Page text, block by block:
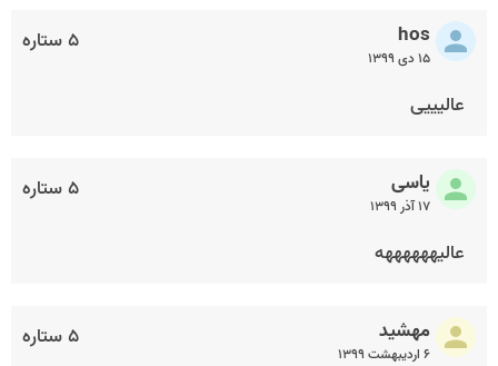
۵ ستاره hos
۱۵ دی ۱۳۹۹
عالیییی
۵ ستاره یاسی
۱۷ آذر ۱۳۹۹
عالیههههههه
۵ ستاره مهشید
۶ اردیبهشت ۱۳۹۹